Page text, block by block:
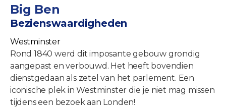
Big Ben
Bezienswaardigheden
Westminster
Rond 1840 werd dit imposante gebouw grondig
aangepast en verbouwd. Het heeft bovendien
dienstgedaan als zetel van het parlement. Een
iconische plek in Westminster die je niet mag missen
tijdens een bezoek aan Londen!